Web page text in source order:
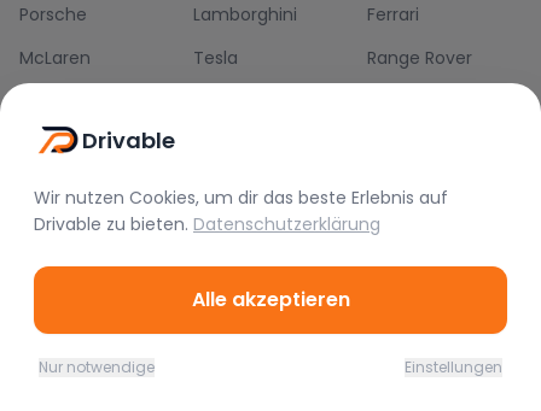
Porsche
Lamborghini
Ferrari
McLaren
Tesla
Range Rover
Rolls Royce
Lotus
Bugatti Corvette
Sportwagen mieten in
Frankfurt
Berlin
Drivable
Wir nutzen Cookies, um dir das beste Erlebnis auf
Drivable zu bieten. Datenschutzerklärung
Alle akzeptieren
Nur notwendige Einstellungen